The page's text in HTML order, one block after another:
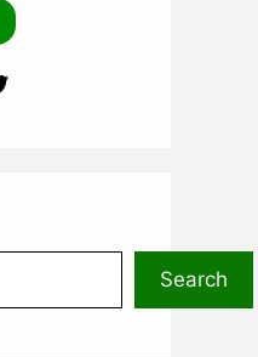
Search